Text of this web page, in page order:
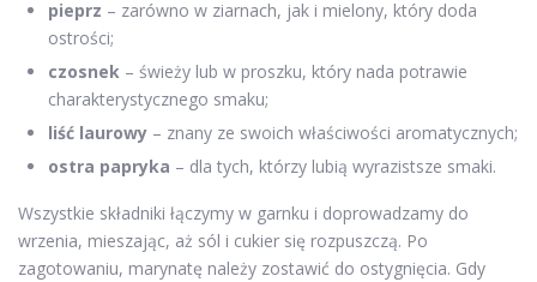
pieprz – zarówno w ziarnach, jak i mielony, który doda
ostrości;
czosnek – świeży lub w proszku, który nada potrawie
charakterystycznego smaku;
liść laurowy – znany ze swoich właściwości aromatycznych;
ostra papryka – dla tych, którzy lubią wyrazistsze smaki.
Wszystkie składniki łączymy w garnku i doprowadzamy do
wrzenia, mieszając, aż sól i cukier się rozpuszczą. Po
zagotowaniu, marynatę należy zostawić do ostygnięcia. Gdy